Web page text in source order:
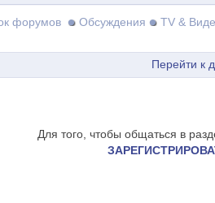
форумов Обсуждения TV &
Перейти к
Для того, чтобы общаться в